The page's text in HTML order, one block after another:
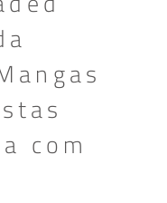
com